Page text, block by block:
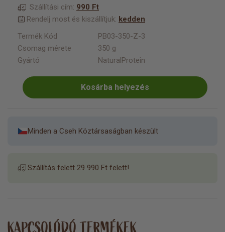
Szállítási cím: 990 Ft
Rendelj most és kiszállítjuk: kedden
Termék Kód
PB03-350-Z-3
Csomag mérete
350 g
Gyártó
NaturalProtein
Kosárba helyezés
Minden a Cseh Köztársaságban készült
Szállítás felett 29 990 Ft felett!
KAPCSOLÓDÓ TERMÉKEK